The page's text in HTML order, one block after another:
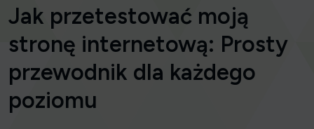
Jak przetestować moją
stronę internetową: Prosty
przewodnik dla każdego
poziomu